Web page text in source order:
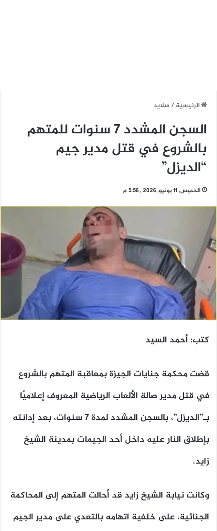
الرئيسية/ سلايد
السجن المشدد 7 سنوات للمتهم
بالشروع في قتل مدير جيم
“الديزل”
الخميس, 11 يونيو, 2026 , 5:56 م
كتب: أحمد السيد
قضت محكمة جنايات الجيزة بمعاقبة المتهم بالشروع
في قتل مدير صالة الألعاب الرياضية المعروف إعلاميًا
بـ”الديزل”، بالسجن المشدد لمدة 7 سنوات، بعد إدانته
بإطلاق النار عليه داخل أحد الجيمات بمدينة الشيخ
زايد.
وكانت نيابة الشيخ زايد قد أحالت المتهم إلى المحاكمة
الجنائية، على خلفية اتهامه بالتعدي على مدير الجيم